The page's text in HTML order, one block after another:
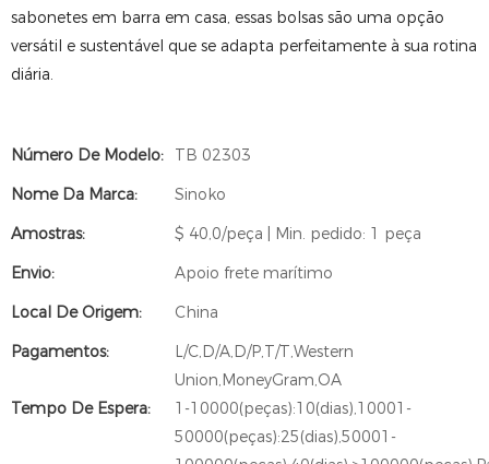
sabonetes em barra em casa, essas bolsas são uma opção
versátil e sustentável que se adapta perfeitamente à sua rotina
diária.
Número De Modelo:
TB 02303
Nome Da Marca:
Sinoko
Amostras:
$ 40,0/peça | Min. pedido: 1 peça
Envio:
Apoio frete marítimo
Local De Origem:
China
Pagamentos:
L/C,D/A,D/P,T/T,Western
Union,MoneyGram,OA
Tempo De Espera:
1-10000(peças):10(dias),10001-
50000(peças):25(dias),50001-